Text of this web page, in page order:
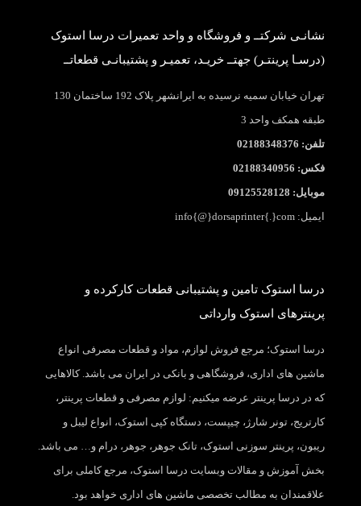
نشانـی شرکتــ و فروشگاه و واحد تعمیرات درسا استوک
(درسـا پرینتـر) جهتــ خریـد، تعمیـر و پشتیبانـی قطعاتــ
تهران خیابان سمیه نرسیده به ایرانشهر پلاک 192 ساختمان 130
طبقه همکف واحد 3
تلفن: 02188348376
فکس: 02188340956
موبایل: 09125528128
ایمیل: info{@}dorsaprinter{.}com
درسا استوک تامین و پشتیبانی قطعات کارکرده و
پرینترهای استوک وارداتی
درسا استوک؛ مرجع فروش لوازم، مواد و قطعات مصرفی انواع
ماشین های اداری، فروشگاهی و بانکی در ایران می باشد. کالاهایی
که در درسا پرینتر عرضه میکنیم: لوازم مصرفی و قطعات پرینتر،
کارتریج، تونر شارژ، چیپست، دستگاه کپی استوک، انواع لیبل و
ریبون، پرینتر سوزنی استوک، تانک جوهر، جوهر، درام و… می باشد.
بخش آموزش و مقالات وبسایت درسا استوک، مرجع کاملی برای
علاقمندان به مطالب تخصصی ماشین های اداری خواهد بود.